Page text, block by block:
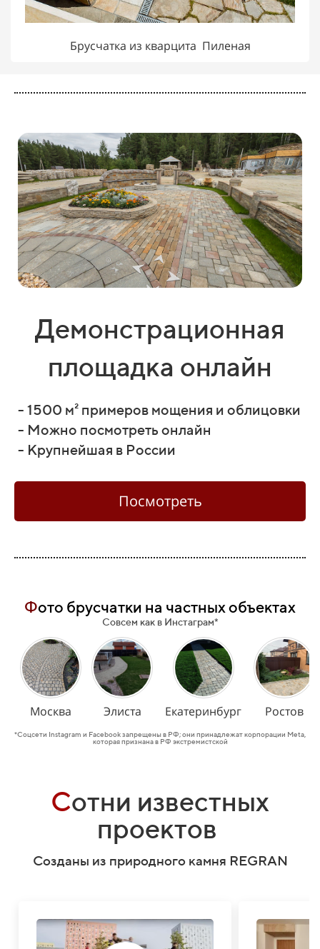
Брусчатка из кварцита Пиленая
Демонстрационная
площадка онлайн
- 1500 м² примеров мощения и облицовки
- Можно посмотреть онлайн
- Крупнейшая в России
Посмотреть
Фото брусчатки на частных объектах
Совсем как в Инстаграм*
Москва Элиста Екатеринбург Ростов
*Соцсети Instagram и Facebook запрещены в РФ; они принадлежат корпорации Meta,
которая признана в РФ экстремистской
Сотни известных
проектов
Созданы из природного камня REGRAN